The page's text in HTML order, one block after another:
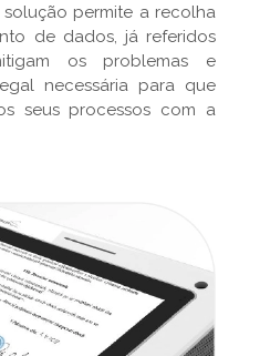
permite a recolha
de dados, já referidos
os problemas e
necessária para que
seus processos com a